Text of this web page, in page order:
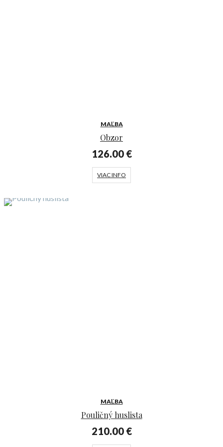
MAĽBA
Obzor
126.00 €
VIAC INFO
MAĽBA
Pouličný huslista
210.00 €